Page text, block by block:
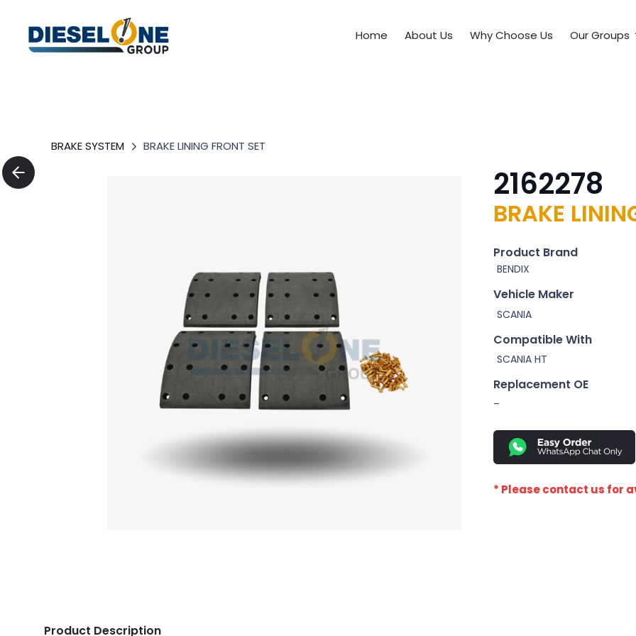
Home About Us Why Choose Us Our Groups
BRAKE SYSTEM BRAKE LINING FRONT SET
2162278
BRAKE
Product Brand
BENDIX
Vehicle Maker
SCANIA
Compatible With
SCANIA HT
Replacement OE
–
* Please contact us for
Product Description